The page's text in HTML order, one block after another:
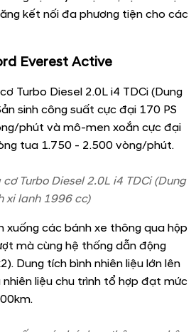
trượt xa hơn về phía trước, giúp
thứ 3 trở nên dễ dàng hơn. Cả
thể gập phẳng, cho phép chở đồ